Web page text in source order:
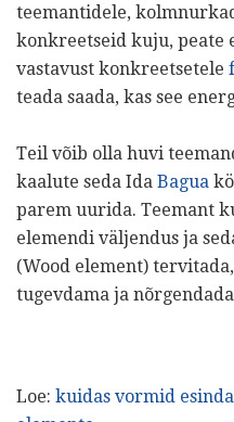
teemantidele,
konkreetseid kuju, peate
vastavust konkreetsetele
teada saada, kas see
Teil võib olla huvi
kaalute seda Ida Bagua
parem uurida. Teemant
elemendi väljendus ja
(Wood element)
tugevdama ja
Loe: kuidas vormid